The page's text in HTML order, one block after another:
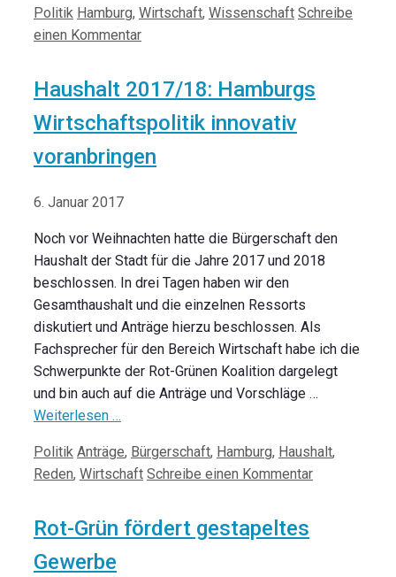
Kategorien
Politik Schlagwörter
Hamburg, Wirtschaft, Wissenschaft Schreibe
einen Kommentar
Haushalt 2017/18: Hamburgs
Wirtschaftspolitik innovativ
voranbringen
6. Januar 2017
Noch vor Weihnachten hatte die Bürgerschaft den
Haushalt der Stadt für die Jahre 2017 und 2018
beschlossen. In drei Tagen haben wir den
Gesamthaushalt und die einzelnen Ressorts
diskutiert und Anträge hierzu beschlossen. Als
Fachsprecher für den Bereich Wirtschaft habe ich die
Schwerpunkte der Rot-Grünen Koalition dargelegt
und bin auch auf die Anträge und Vorschläge …
Weiterlesen …
Kategorien
Politik Schlagwörter
Anträge, Bürgerschaft, Hamburg, Haushalt,
Reden, Wirtschaft Schreibe einen Kommentar
Rot-Grün fördert gestapeltes
Gewerbe